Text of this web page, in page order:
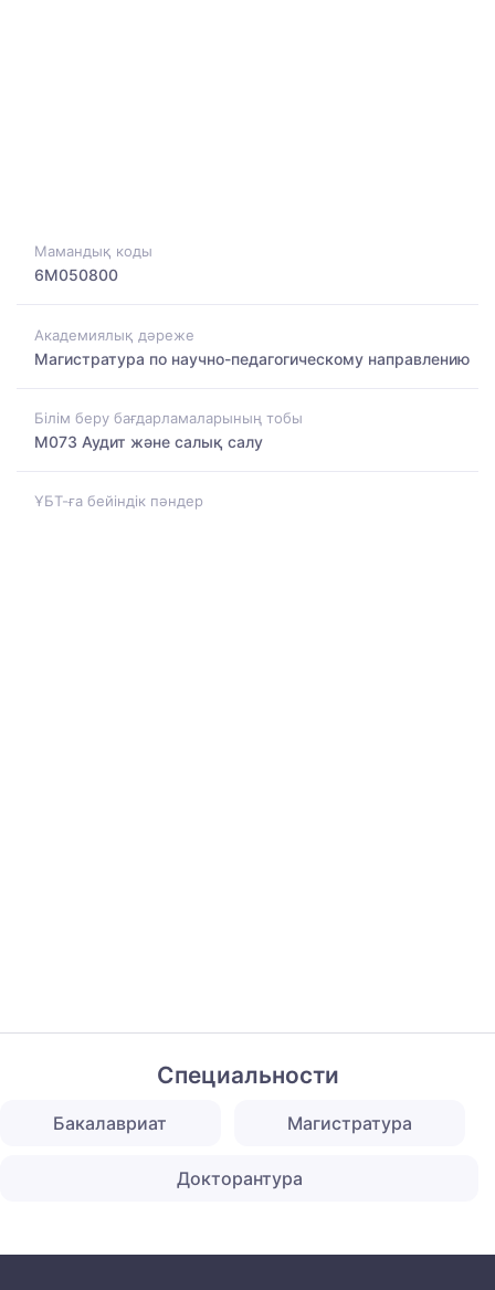
Мамандық коды
6M050800
Академиялық дәреже
Магистратура по научно-педагогическому направлению
Білім беру бағдарламаларының тобы
M073 Аудит және салық салу
ҰБТ-ға бейіндік пәндер
Специальности
Бакалавриат Магистратура
Докторантура